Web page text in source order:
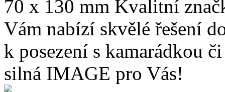
70 x 130 mm Kvalitní
Vám nabízí skvělé řešení
k posezení s kamarádkou
silná IMAGE pro Vás!